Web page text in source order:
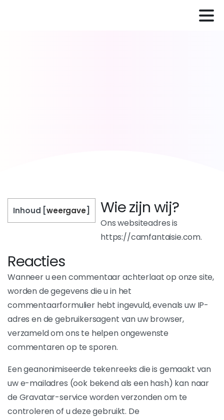
Inhoud [weergave] Wie zijn wij?
Ons websiteadres is
https://camfantaisie.com.
Reacties
Wanneer u een commentaar achterlaat op onze site,
worden de gegevens die u in het
commentaarformulier hebt ingevuld, evenals uw IP-
adres en de gebruikersagent van uw browser,
verzameld om ons te helpen ongewenste
commentaren op te sporen.
Een geanonimiseerde tekenreeks die is gemaakt van
uw e-mailadres (ook bekend als een hash) kan naar
de Gravatar-service worden verzonden om te
controleren of u deze gebruikt. De